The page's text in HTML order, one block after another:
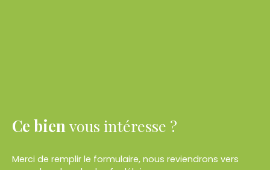
Ce bien vous intéresse ?
Merci de remplir le formulaire, nous reviendrons vers